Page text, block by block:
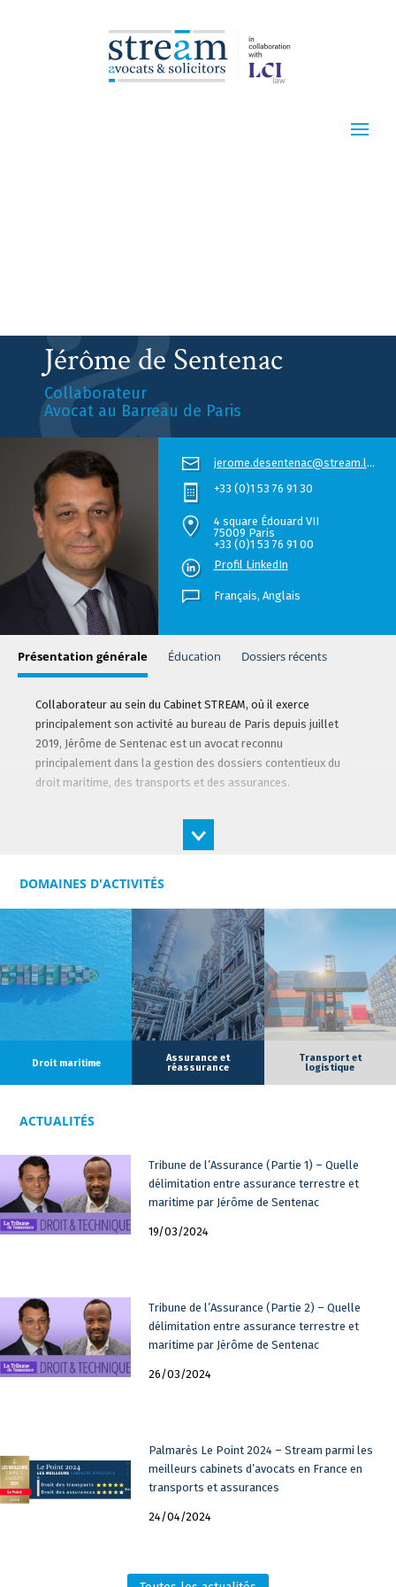
Jérôme de Sentenac
Collaborateur
Avocat au Barreau de Paris
Présentation générale Éducation Dossiers récents
Collaborateur au sein du Cabinet STREAM, où il exerce
principalement son activité au bureau de Paris depuis juillet
2019, Jérôme de Sentenac est un avocat reconnu
principalement dans la gestion des dossiers contentieux du
droit maritime, des transports et des assurances.
Fort de son expérience en tant qu’associé au sein de
différentes structures majoritairement internationales, telles
INCE & CO (devenu INCE GORDON DADDS), dont il a dirigé la
création des bureaux havrais et marseillais du Cabinet STREAM,
projets qu’il a menés avec dynamisme et ambition afin
d’étendre le domaine d’action et les différentes activités de ses
équipes.
Figure bien connue du droit maritime et des transports, il est
membre de l’Association Française de Droit Maritime (A.F.D.M.)
depuis trente ans et membre de son Comité de Direction depuis
En qualité de médiateur judiciaire auprès de la Cour d’appel de
alternatifs de règlement des conflits. Jérôme est également
membre de Lux Mediation, organisme spécialisé en matière de
médiation et de règlement des litiges.
Publié à de nombreuses reprises dans la Revue du Droit
(C.I.T., I.D.I.T, Cercle Havrais des Acteurs Portuaires). Il
collabore également activement au partenariat du Cabinet
STREAM avec TLF OVERSEAS, fédération professionnelle des
organisateurs de Transport.
jerome.desentenac@stream.law
+33 (0)1 53 76 91 30
4 square Édouard VII
75009 Paris
+33 (0)1 53 76 91 00
Profil LinkedIn
Français, Anglais
DOMAINES D'ACTIVITÉS
Droit maritime
Assurance et
réassurance
Transport et
logistique
ACTUALITÉS
Tribune de l’Assurance (Partie 1) – Quelle
délimitation entre assurance terrestre et
maritime par Jérôme de Sentenac
19/03/2024
Tribune de l’Assurance (Partie 2) – Quelle
délimitation entre assurance terrestre et
maritime par Jérôme de Sentenac
26/03/2024
Palmarès Le Point 2024 – Stream parmi les
meilleurs cabinets d’avocats en France en
transports et assurances
24/04/2024